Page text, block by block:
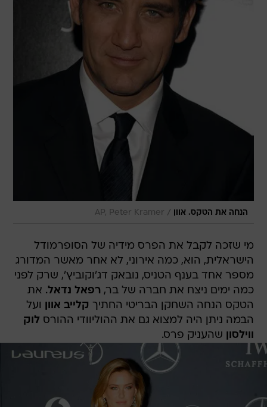
הנחה את הטקס. אוון /
AP, Peter Kramer
מי שזכה לקבל את הפרס מידיה של הסופרמודל
הישראלית, הוא, כמה אירוני, לא אחר מאשר המדורג
מספר אחד בענף הטניס, נובאק דג'וקוביץ', שרק לפני
כמה ימים ניצח את חברה של בר, רפאל נדאל. את
הטקס הנחה השחקן הבריטי החתיך קלייב אוון ועל
הבמה ניתן היה למצוא גם את ההוליוודי ההורסלוק
ווילסון שהעניק פרס.